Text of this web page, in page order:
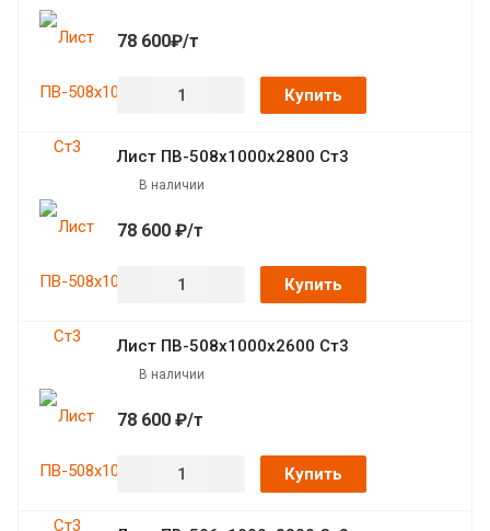
78 600₽/т
Купить
Лист ПВ-508х1000х2800 Ст3
В наличии
78 600 ₽/т
Купить
Лист ПВ-508х1000х2600 Ст3
В наличии
78 600 ₽/т
Купить